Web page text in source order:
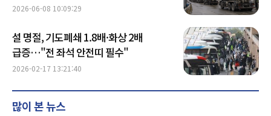
2026-06-08 10:09:29
설 명절, 기도폐쇄 1.8배·화상 2배
급증…"전 좌석 안전띠 필수"
2026-02-17 13:21:40
많이 본 뉴스